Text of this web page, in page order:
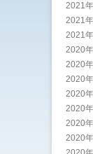
2021
2021
2021
2020
2020
2020
2020
2020
2020
2020